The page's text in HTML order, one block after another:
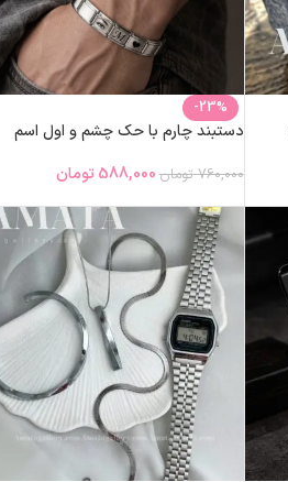
-23%
دستبند چارم با حک چشم و اول اسم
760,000 تومان 588,000 تومان